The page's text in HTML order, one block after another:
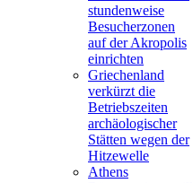
stundenweise
Besucherzonen
auf der Akropolis
einrichten
Griechenland
verkürzt die
Betriebszeiten
archäologischer
Stätten wegen der
Hitzewelle
Athens